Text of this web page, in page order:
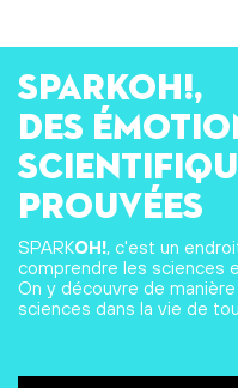
SPARKOH!,
des
prouvées
SPARKOH!, c'est un
comprendre les sciences
On y découvre de
sciences dans la vie de